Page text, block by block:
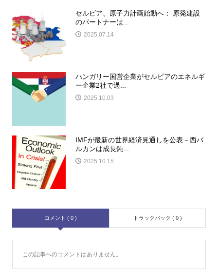
セルビア、原子力計画始動へ： 原発建設
のパートナーは...
2025.07.14
ハンガリー国営企業がセルビアのエネルギ
ー企業2社で過...
2025.10.03
IMFが最新の世界経済見通しを公表－西バ
ルカンは成長鈍...
2025.10.15
コメント ( 0 ) トラックバック ( 0 )
この記事へのコメントはありません。